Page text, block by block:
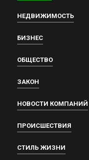
НЕДВИЖИМОСТЬ
БИЗНЕС
ОБЩЕСТВО
ЗАКОН
НОВОСТИ КОМПАНИЙ
ПРОИСШЕСТВИЯ
СТИЛЬ ЖИЗНИ